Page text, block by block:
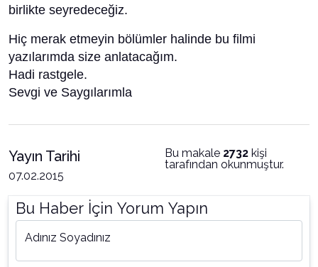
birlikte seyredeceğiz.
Hiç merak etmeyin bölümler halinde bu filmi
yazılarımda size anlatacağım.
Hadi rastgele.
Sevgi ve Saygılarımla
Yayın Tarihi
07.02.2015
Bu makale 2732 kişi
tarafından okunmuştur.
Bu Haber İçin Yorum Yapın
Adınız Soyadınız